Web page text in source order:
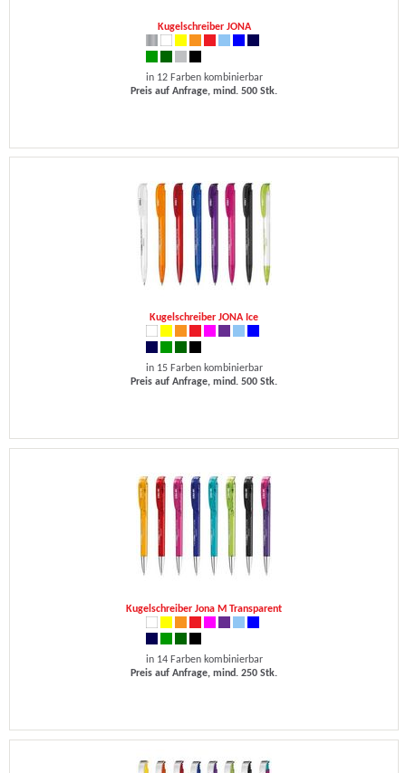
Kugelschreiber JONA
in 12 Farben kombinierbar
Preis auf Anfrage, mind. 500 Stk.
Kugelschreiber JONA Ice
in 15 Farben kombinierbar
Preis auf Anfrage, mind. 500 Stk.
Kugelschreiber Jona M Transparent
in 14 Farben kombinierbar
Preis auf Anfrage, mind. 250 Stk.